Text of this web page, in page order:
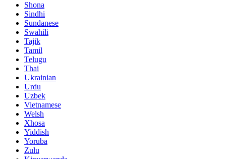
Shona
Sindhi
Sundanese
Swahili
Tajik
Tamil
Telugu
Thai
Ukrainian
Urdu
Uzbek
Vietnamese
Welsh
Xhosa
Yiddish
Yoruba
Zulu